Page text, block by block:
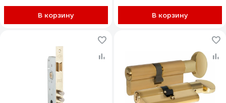
В корзину В корзину